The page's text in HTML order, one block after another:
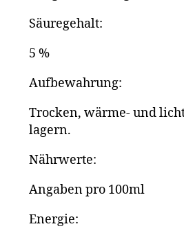
Säuregehalt:
5 %
Aufbewahrung:
Trocken, wärme- und
lagern.
Nährwerte:
Angaben pro 100ml
Energie: